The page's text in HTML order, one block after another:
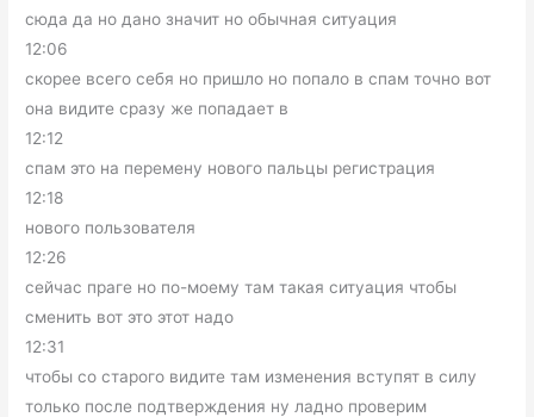
сюда да но дано значит но обычная ситуация
12:06
скорее всего себя но пришло но попало в спам точно вот
она видите сразу же попадает в
12:12
спам это на перемену нового пальцы регистрация
12:18
нового пользователя
12:26
сейчас праге но по-моему там такая ситуация чтобы
сменить вот это этот надо
12:31
чтобы со старого видите там изменения вступят в силу
только после подтверждения ну ладно проверим